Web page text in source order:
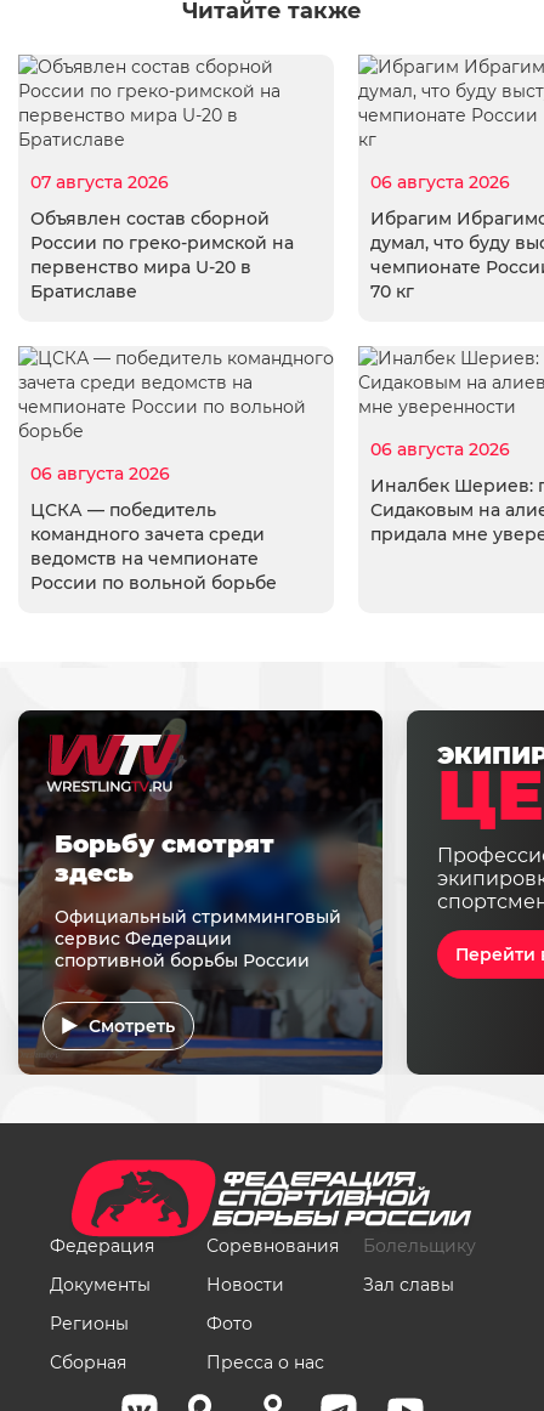
Читайте также
07 августа 2026
Объявлен состав сборной
России по греко-римской на
первенство мира U-20 в
Братиславе
06 августа 2026
Ибрагим
думал, что буду
чемпионате
70 кг
06 августа 2026
ЦСКА — победитель
командного зачета среди
ведомств на чемпионате
России по вольной борьбе
06 августа 2026
Иналбек Шериев:
Сидаковым на
придала мне
Перейти
Борьбу смотрят
здесь
Официальный стримминговый
сервис Федерации
спортивной борьбы России
Смотреть
Федерация
Документы
Регионы
Сборная
Соревнования
Новости
Фото
Пресса о нас
Болельщику
Зал славы